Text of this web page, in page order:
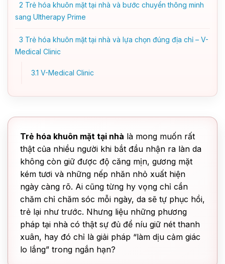
2 Trẻ hóa khuôn mặt tại nhà và bước chuyển thông minh
sang Ultherapy Prime
3 Trẻ hóa khuôn mặt tại nhà và lựa chọn đúng địa chỉ – V-
Medical Clinic
3.1 V-Medical Clinic
Trẻ hóa khuôn mặt tại nhà là mong muốn rất
thật của nhiều người khi bắt đầu nhận ra làn da
không còn giữ được độ căng mịn, gương mặt
kém tươi và những nếp nhăn nhỏ xuất hiện
ngày càng rõ. Ai cũng từng hy vọng chỉ cần
chăm chỉ chăm sóc mỗi ngày, da sẽ tự phục hồi,
trẻ lại như trước. Nhưng liệu những phương
pháp tại nhà có thật sự đủ để níu giữ nét thanh
xuân, hay đó chỉ là giải pháp “làm dịu cảm giác
lo lắng” trong ngắn hạn?